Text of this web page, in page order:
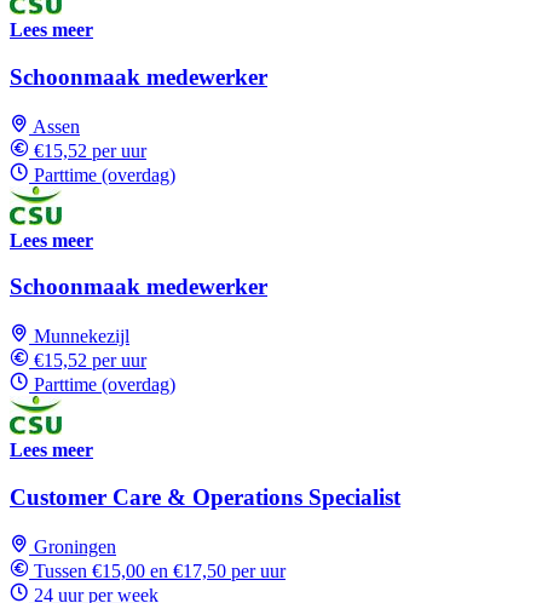
Lees meer
Schoonmaak medewerker
Assen
€15,52 per uur
Parttime (overdag)
Lees meer
Schoonmaak medewerker
Munnekezijl
€15,52 per uur
Parttime (overdag)
Lees meer
Customer Care & Operations Specialist
Groningen
Tussen €15,00 en €17,50 per uur
24 uur per week